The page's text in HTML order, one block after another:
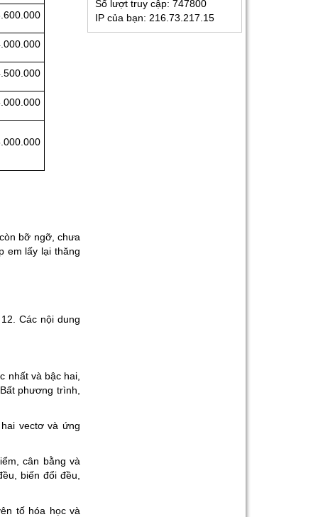
bỡ ngỡ, chưa
em lấy lại thăng
Các nội dung
nhất và bậc hai,
phương trình,
vectơ và ứng
cân bằng và
biến đổi đều,
tố hóa học và
Kinh Nghiệm Đi Gia Sư
Số lượt truy cập: 747800
IP của bạn: 216.73.217.15